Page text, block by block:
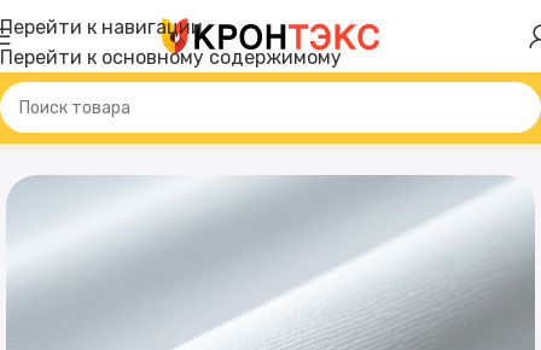
Перейти к навигации
Перейти к основному содержимому
Товар